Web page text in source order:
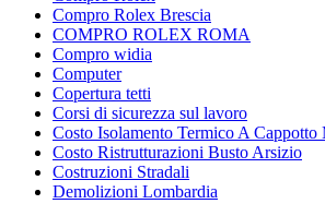
Compro Rolex Brescia
COMPRO ROLEX ROMA
Compro widia
Computer
Copertura tetti
Corsi di sicurezza sul lavoro
Costo Isolamento Termico A Cappotto
Costo Ristrutturazioni Busto Arsizio
Costruzioni Stradali
Demolizioni Lombardia